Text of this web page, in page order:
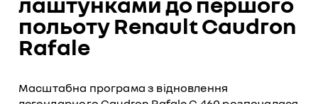
польоту Renault Caudron
Rafale
Масштабна програма з відновлення